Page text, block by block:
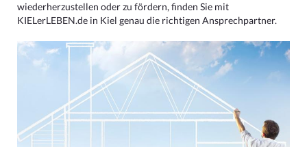
wiederherzustellen oder zu fördern, finden Sie mit
KIELerLEBEN.de in Kiel genau die richtigen Ansprechpartner.